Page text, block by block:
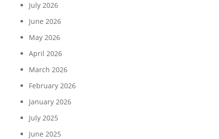
July 2026
June 2026
May 2026
April 2026
March 2026
February 2026
January 2026
July 2025
June 2025